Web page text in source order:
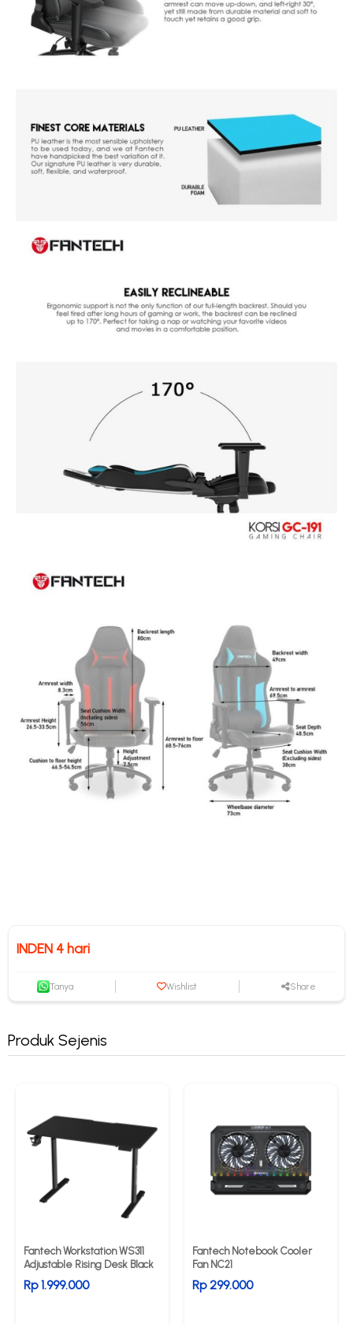
INDEN 4 hari
Tanya Wishlist Share
Produk Sejenis
Fantech Workstation WS311
Adjustable Rising Desk Black
Rp 1.999.000
Fantech Notebook Cooler
Fan NC21
Rp 299.000